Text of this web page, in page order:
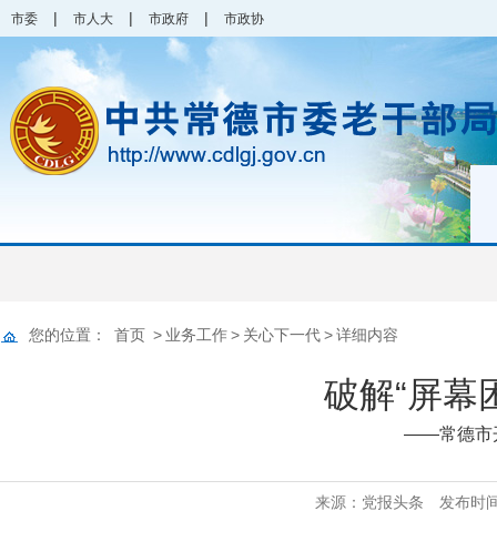
市委 | 市人大 | 市政府 | 市政协
您的位置： 首页 > 业务工作> 关心下一代>详细内容
破解“屏幕
——常德市
来源：党报头条 发布时